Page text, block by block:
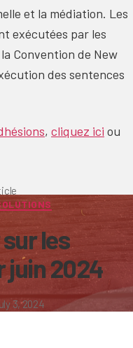
et la médiation. Les
exécutées par les
Convention de New
des sentences
, cliquez ici ou
les
juin 2024
3, 2024